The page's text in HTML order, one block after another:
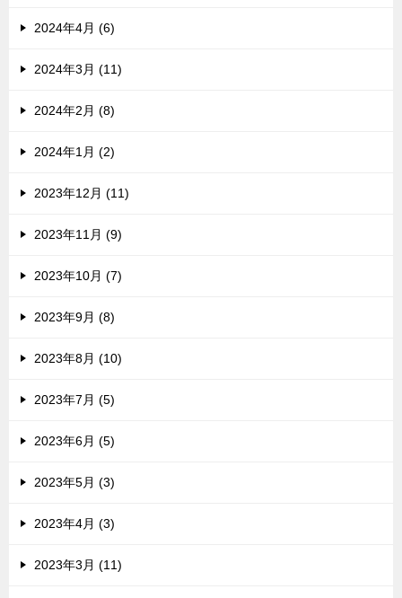
2024年4月 (6)
2024年3月 (11)
2024年2月 (8)
2024年1月 (2)
2023年12月 (11)
2023年11月 (9)
2023年10月 (7)
2023年9月 (8)
2023年8月 (10)
2023年7月 (5)
2023年6月 (5)
2023年5月 (3)
2023年4月 (3)
2023年3月 (11)